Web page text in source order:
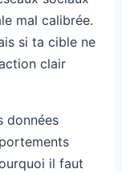
mal calibrée.
si ta cible ne
clair
données
il faut